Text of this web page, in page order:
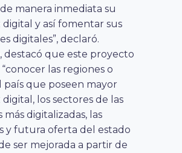
manera inmediata su
y así fomentar sus
digitales”, declaró.
destacó que este proyecto
las regiones o
país que poseen mayor
los sectores de las
más digitalizadas, las
y futura oferta del estado
ser mejorada a partir de